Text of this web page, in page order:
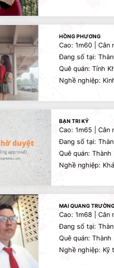
HỒNG PHƯƠNG
Cao: 1m60 | Cân
Đang số tại:
Quê quán: Tỉnh
Nghề nghiệp:
BẠN TRI KỶ
Cao: 1m65 | Cân
Đang số tại:
Quê quán:
Nghề nghiệp:
MAI QUANG
Cao: 1m68 | Cân
Đang số tại:
Quê quán:
Nghề nghiệp: